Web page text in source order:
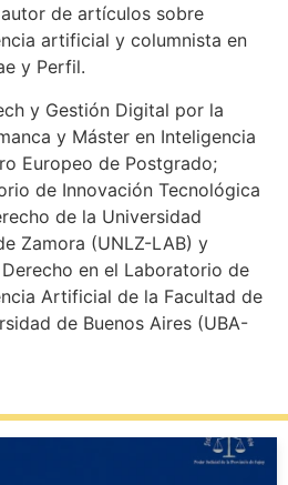
de artículos sobre
artificial y columnista en
y Perfil.
y Gestión Digital por la
y Máster en Inteligencia
Europeo de Postgrado;
de Innovación Tecnológica
de la Universidad
Zamora (UNLZ-LAB) y
en el Laboratorio de
Artificial de la Facultad de
de Buenos Aires (UBA-